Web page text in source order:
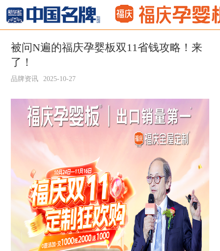
被问N遍的福庆孕婴板双11省钱攻略！来
了！
品牌资讯 2025-10-27